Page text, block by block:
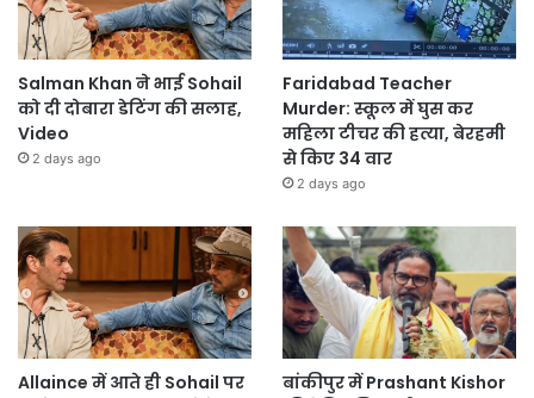
Salman Khan ने भाई Sohail
को दी दोबारा डेटिंग की सलाह,
Video
2 days ago
Faridabad Teacher
Murder: स्कूल में घुस कर
महिला टीचर की हत्या, बेरहमी
से किए 34 वार
2 days ago
Allaince में आते ही Sohail पर
बांकीपुर में Prashant Kishor